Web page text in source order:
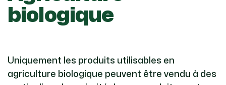
biologique
Uniquement les produits utilisables en
agriculture biologique peuvent être vendu à des